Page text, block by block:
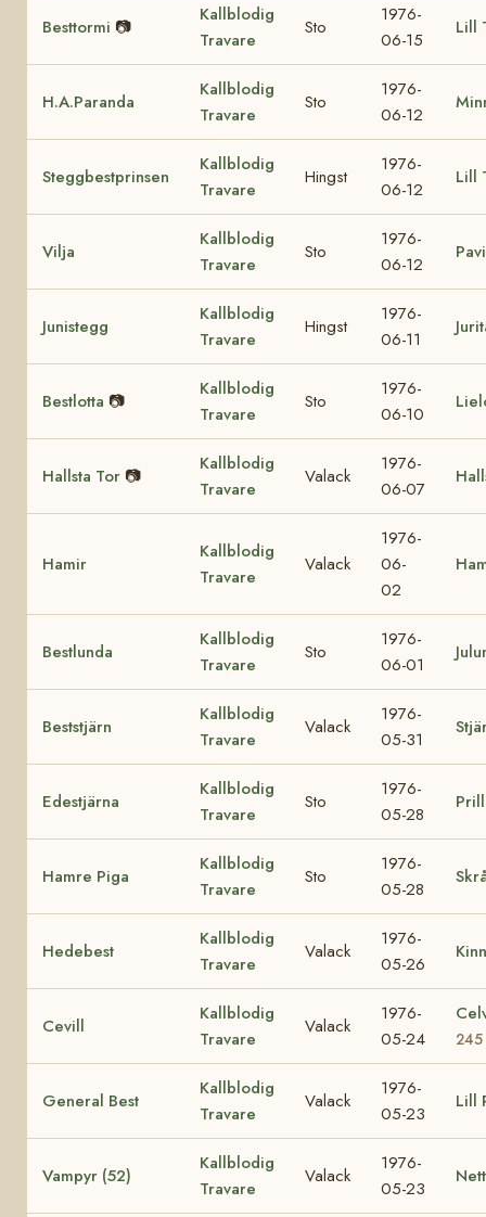
Besttormi 📷
Kallblodig
Travare
Sto
1976-
06-15
Lill
H.A.Paranda
Kallblodig
Travare
Sto
1976-
06-12
Steggbestprinsen
Kallblodig
Travare
Hingst
1976-
06-12
Lill
Vilja
Kallblodig
Travare
Sto
1976-
06-12
Junistegg
Kallblodig
Travare
Hingst
1976-
06-11
Bestlotta 📷
Kallblodig
Travare
Sto
1976-
06-10
Hallsta Tor 📷
Kallblodig
Travare
Valack
1976-
06-07
Hamir
Kallblodig
Travare
Valack
1976-
06-
02
Bestlunda
Kallblodig
Travare
Sto
1976-
06-01
Beststjärn
Kallblodig
Travare
Valack
1976-
05-31
Edestjärna
Kallblodig
Travare
Sto
1976-
05-28
Hamre Piga
Kallblodig
Travare
Sto
1976-
05-28
Hedebest
Kallblodig
Travare
Valack
1976-
05-26
Cevill
Kallblodig
Travare
Valack
1976-
05-24
245
General Best
Kallblodig
Travare
Valack
1976-
05-23
Lill
Vampyr (52)
Kallblodig
Travare
Valack
1976-
05-23